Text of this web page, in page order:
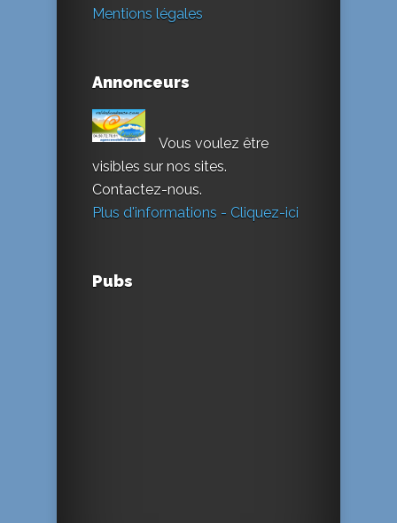
Mentions légales
Annonceurs
Vous voulez être
visibles sur nos sites.
Contactez-nous.
Plus d'informations - Cliquez-ici
Pubs